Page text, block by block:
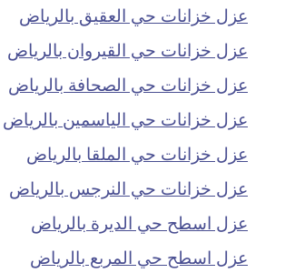
عزل خزانات حي العقيق بالرياض
عزل خزانات حي القيروان بالرياض
عزل خزانات حي الصحافة بالرياض
عزل خزانات حي الياسمين بالرياض
عزل خزانات حي الملقا بالرياض
عزل خزانات حي النرجس بالرياض
عزل اسطح حي الديرة بالرياض
عزل اسطح حي المربع بالرياض